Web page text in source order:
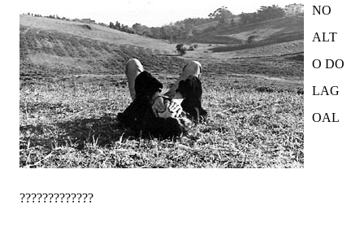
NO
ALT
O DO
LAG
OAL
?????????????